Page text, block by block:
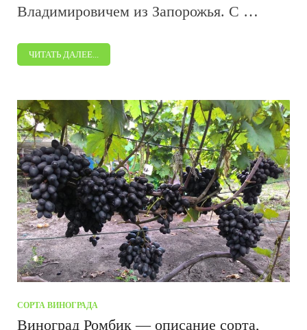
Владимировичем из Запорожья. С …
ЧИТАТЬ ДАЛЕЕ...
СОРТА ВИНОГРАДА
Виноград Ромбик — описание сорта,